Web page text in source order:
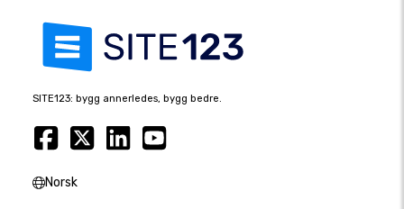
SITE123: bygg annerledes, bygg bedre.
Norsk